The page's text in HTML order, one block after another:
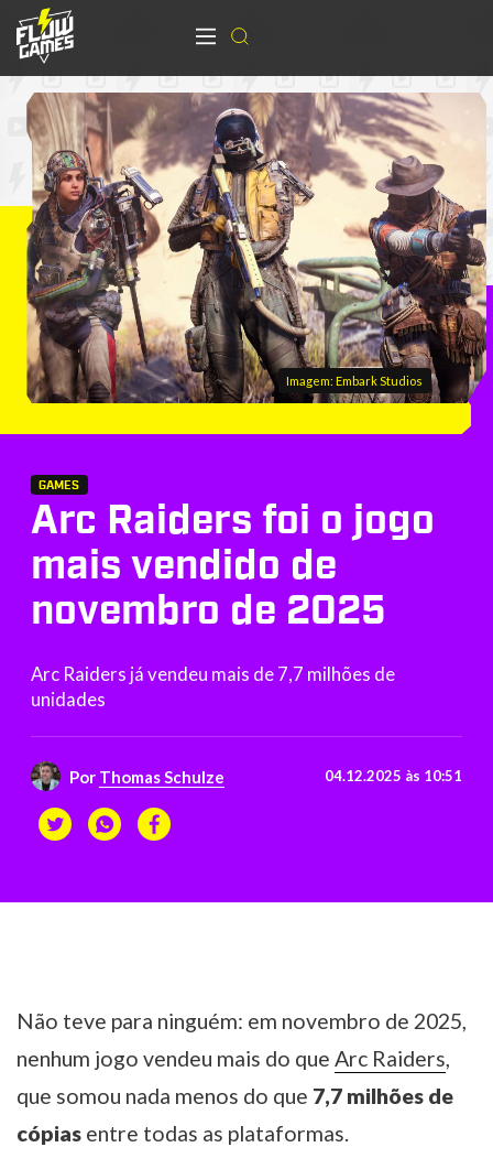
Imagem: Embark Studios
GAMES
Arc Raiders foi o jogo
mais vendido de
novembro de 2025
Arc Raiders já vendeu mais de 7,7 milhões de
unidades
Por Thomas Schulze 04.12.2025 às 10:51
Não teve para ninguém: em novembro de 2025,
nenhum jogo vendeu mais do que Arc Raiders
que somou nada menos do que 7,7 milhões de
cópias entre todas as plataformas.